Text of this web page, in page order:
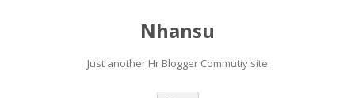
Nhansu
Just another Hr Blogger Commutiy site